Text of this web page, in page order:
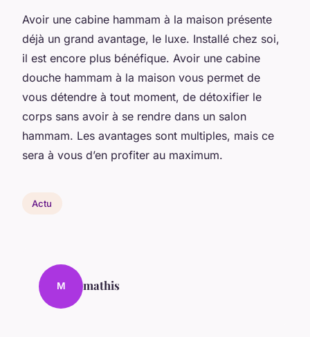
Avoir une cabine hammam à la maison présente
déjà un grand avantage, le luxe. Installé chez soi,
il est encore plus bénéfique. Avoir une cabine
douche hammam à la maison vous permet de
vous détendre à tout moment, de détoxifier le
corps sans avoir à se rendre dans un salon
hammam. Les avantages sont multiples, mais ce
sera à vous d’en profiter au maximum.
Actu
M mathis